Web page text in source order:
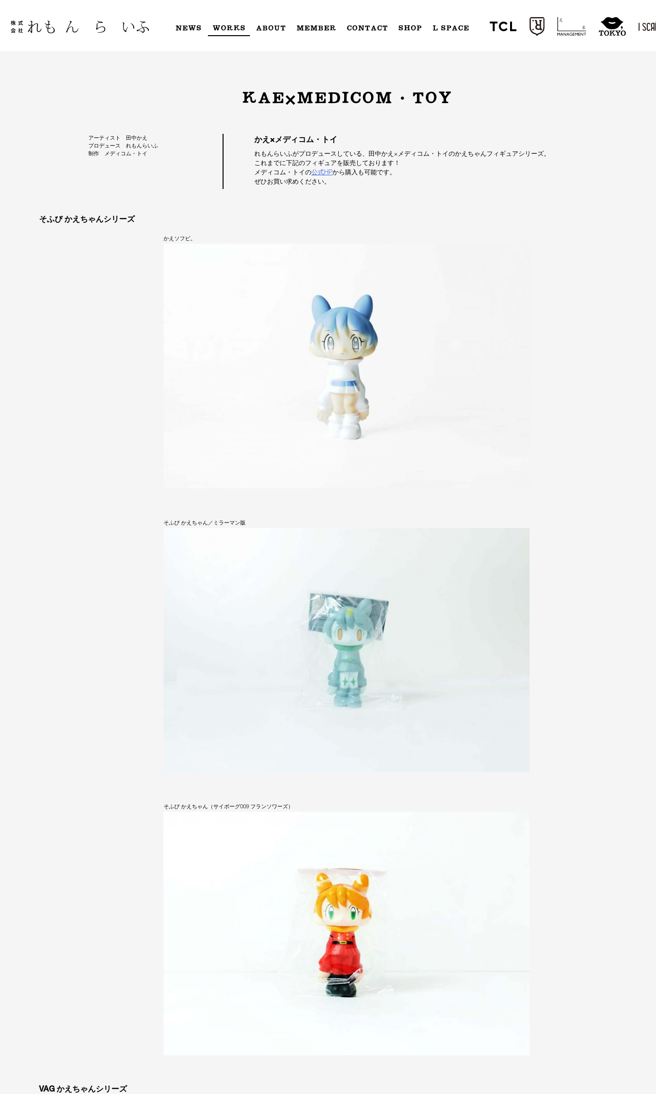
content
NEWS WORKS ABOUT MEMBER CONTACT SHOP L SPACE
KAE×MEDICOM・TOY
アーティスト 田中かえ
プロデュース れもんらいふ
制作 メディコム・トイ
かえ×メディコム・トイ
れもんらいふがプロデュースしている、田中かえ×メディコム・トイのかえちゃんフィギュアシリーズ。
これまでに下記のフィギュアを販売しております！
メディコム・トイの公式HPから購入も可能です。
ぜひお買い求めください。
そふび かえちゃんシリーズ
かえソフビ。
そふび かえちゃん／ミラーマン版
そふび かえちゃん（サイボーグ009 フランソワーズ）
VAG かえちゃんシリーズ